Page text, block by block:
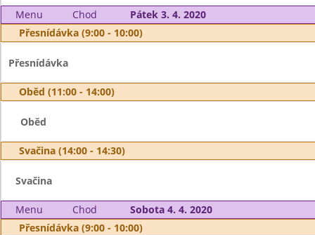
Menu Chod
Pátek 3. 4. 2020
Přesnídávka (9:00 - 10:00)
Přesnídávka
Oběd (11:00 - 14:00)
Oběd
Svačina (14:00 - 14:30)
Svačina
Menu Chod
Sobota 4. 4. 2020
Přesnídávka (9:00 - 10:00)